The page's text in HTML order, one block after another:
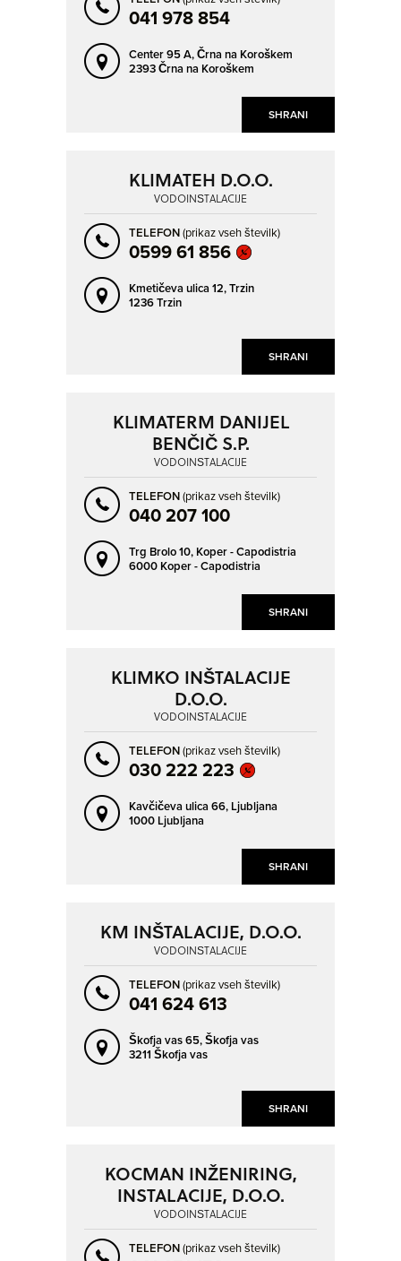
SHRANI
041 978 854
Center 95 A,Črna na Koroškem
2393 Črna na Koroškem
SHRANI
KLIMATEH D.O.O.
VODOINŠTALACIJE
TELEFON(prikaz vseh številk)
0599 61 856
Kmetičeva ulica 12,Trzin
1236 Trzin
SHRANI
KLIMATERM DANIJEL
BENČIČ S.P.
VODOINŠTALACIJE
TELEFON(prikaz vseh številk)
040 207 100
Trg Brolo 10, Koper - Capodistria
6000 Koper - Capodistria
SHRANI
KLIMKO INŠTALACIJE
D.O.O.
VODOINŠTALACIJE
TELEFON(prikaz vseh številk)
030 222 223
Kavčičeva ulica 66, Ljubljana
1000 Ljubljana
SHRANI
KM INŠTALACIJE, D.O.O.
VODOINŠTALACIJE
TELEFON(prikaz vseh številk)
041 624 613
Škofja vas 65,Škofja vas
3211 Škofja vas
KOCMAN INŽENIRING,
INSTALACIJE, D.O.O.
VODOINŠTALACIJE
TELEFON(prikaz vseh številk)